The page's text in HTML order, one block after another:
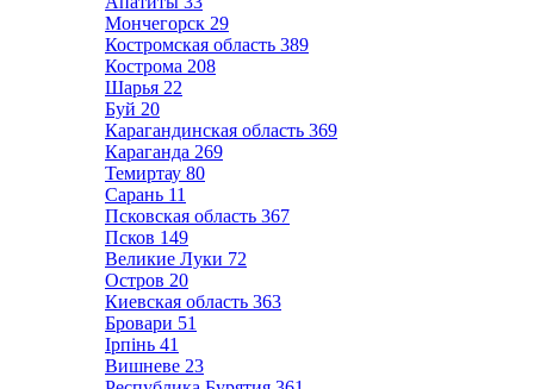
Мончегорск 29
Костромская область 389
Кострома 208
Шарья 22
Буй 20
Карагандинская область 369
Караганда 269
Темиртау 80
Сарань 11
Псковская область 367
Псков 149
Великие Луки 72
Остров 20
Киевская область 363
Бровари 51
Ірпінь 41
Вишневе 23